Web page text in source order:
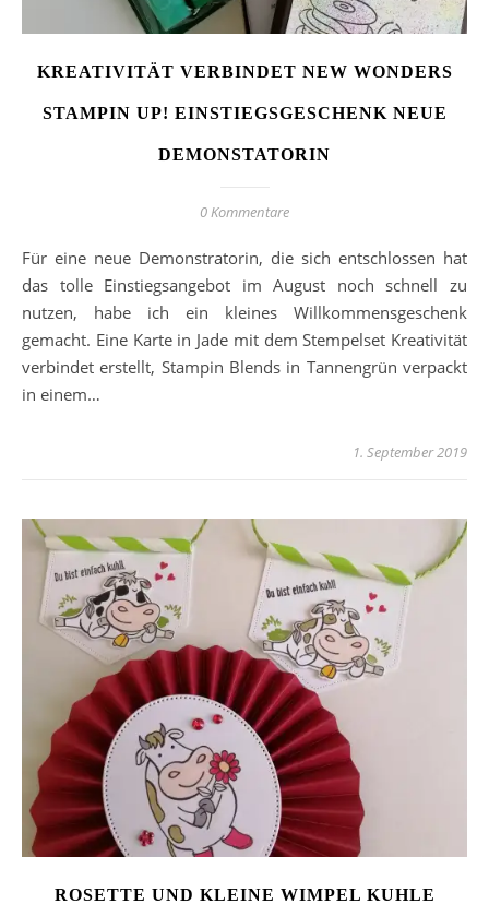
KREATIVITÄT VERBINDET NEW WONDERS
STAMPIN UP! EINSTIEGSGESCHENK NEUE
DEMONSTATORIN
0 Kommentare
Für eine neue Demonstratorin, die sich entschlossen hat
das tolle Einstiegsangebot im August noch schnell zu
nutzen, habe ich ein kleines Willkommensgeschenk
gemacht. Eine Karte in Jade mit dem Stempelset Kreativität
verbindet erstellt, Stampin Blends in Tannengrün verpackt
in einem…
1. September 2019
ROSETTE UND KLEINE WIMPEL KUHLE